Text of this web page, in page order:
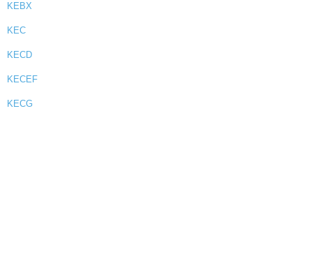
KEBX
KEC
KECD
KECEF
KECG